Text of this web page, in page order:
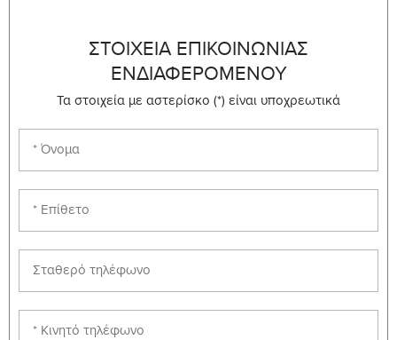
Fluid Dynamics
MENG-
464
470
Composite Materials 6
Corrosion Engineering 6
MENG-
480
Water Engineering and Desalination 6
ΣΤΟΙΧΕΊΑ ΕΠΙΚΟΙΝΩΝΊΑΣ
ΕΝΔΙΑΦΕΡΟΜΈΝΟΥ
Τα στοιχεία με αστερίσκο (*) είναι υποχρεωτικά